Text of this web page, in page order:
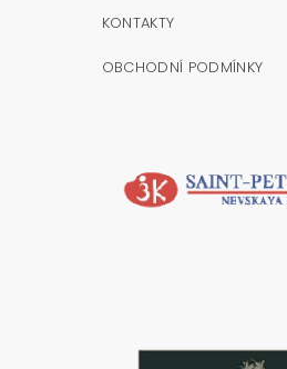
KONTAKTY
OBCHODNÍ PODMÍNKY